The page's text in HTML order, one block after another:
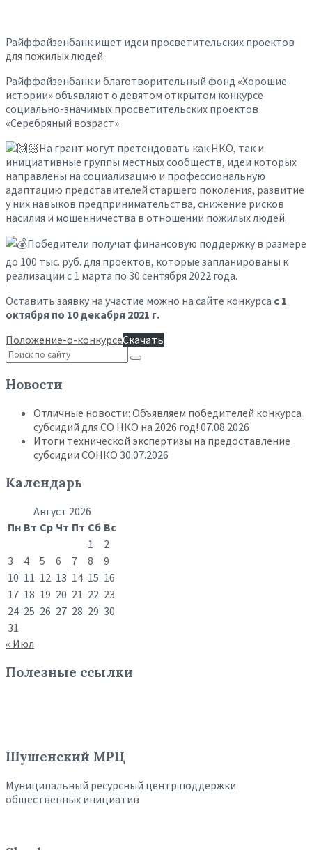
Райффайзенбанк ищет идеи просветительских проектов
для пожилых людей.
Райффайзенбанк и благотворительный фонд «Хорошие
истории» объявляют о девятом открытом конкурсе
социально-значимых просветительских проектов
«Серебряный возраст».
На грант могут претендовать как НКО, так и
инициативные группы местных сообществ, идеи которых
направлены на социализацию и профессиональную
адаптацию представителей старшего поколения, развитие
у них навыков предпринимательства, снижение рисков
насилия и мошенничества в отношении пожилых людей.
Победители получат финансовую поддержку в размере
до 100 тыс. руб. для проектов, которые запланированы к
реализации с 1 марта по 30 сентября 2022 года.
Оставить заявку на участие можно на сайте конкурса с 1
октября по 10 декабря 2021 г.
Положение-о-конкурсеСкачать
Новости
Отличные новости: Объявляем победителей конкурса
субсидий для СО НКО на 2026 год! 07.08.2026
Итоги технической экспертизы на предоставление
субсидии СОНКО 30.07.2026
Календарь
Август 2026
Пн Вт Ср Чт Пт Сб Вс
1
2
3
4 5 6 7 8
9
10 11 12 13 14 15 16
17 18 19 20 21 22 23
24 25 26 27 28 29 30
31
« Июл
Полезные ссылки
Шушенский МРЦ
Муниципальный ресурсный центр поддержки
общественных инициатив